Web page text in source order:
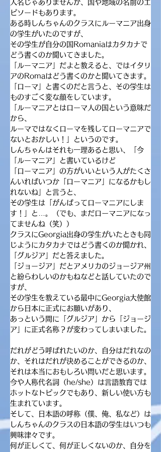
人名じゃありませんが、国や地域の名前のエ
ピソードもあります。
ある時しんちゃんのクラスにルーマニア出身
の学生がいたのですが、
その学生が自分の国Romaniaはカタカナで
どう書くのか聞いてきました。
「ルーマニア」だよと教えると、ではイタリ
アのRomaはどう書くのかと聞いてきます。
「ローマ」と書くのだと言うと、その学生は
ものすごく変な顔をしています。
「ルーマニアとはローマ人の国という意味だ
から、
ルーマではなくローマを残してローマニアで
ないとおかしい！」というのです。
しんちゃんはそれも一理あると思い、「今
「ルーマニア」と書いているけど
「ローマニア」の方がいいという人がたくさ
んいればいつか「ローマニア」になるかもし
れないね」と言うと、
その学生は「がんばってローマニアにしま
す！」と…。（でも、まだローマニアになっ
てませんね（笑））
クラスにGeorgia出身の学生がいたときも同
じようにカタカナではどう書くのか聞かれ、
「グルジア」だと答えました。
「ジョージア」だとアメリカのジョージア州
と紛らわしいのかもねなどと話していたので
すが、
その学生を教えている最中にGeorgia大使館
から日本に正式にお願いがあり、
あっという間に「グルジア」から「ジョージ
ア」に正式名称？が変わってしまいました。
だれがどう呼ばれたいのか、自分はだれなの
か、それはだれが決めることができるのか、
それは本当におもしろい問いだと思います。
今や人称代名詞（he/she）は言語教育では
ホットなトピックでもあり、新しい使い方も
生まれています。
そして、日本語の呼称（僕、俺、私など）は
しんちゃんのクラスの日本語の学生はいつも
興味津々です。
何が正しくて、何が正しくないのか、自分を